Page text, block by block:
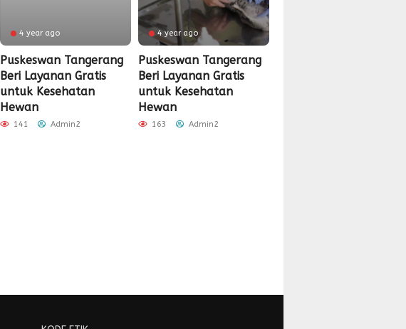
4 year ago
Puskeswan Tangerang
Beri Layanan Gratis
untuk Kesehatan
Hewan
141 Admin2
4 year ago
Puskeswan Tangerang
Beri Layanan Gratis
untuk Kesehatan
Hewan
163 Admin2